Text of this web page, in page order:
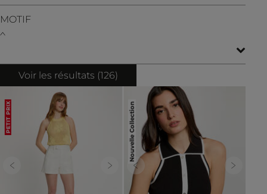
MOTIF
Voir les résultats (126)
PETIT PRIX
Previous Next
Nouvelle Collection
Previous Next